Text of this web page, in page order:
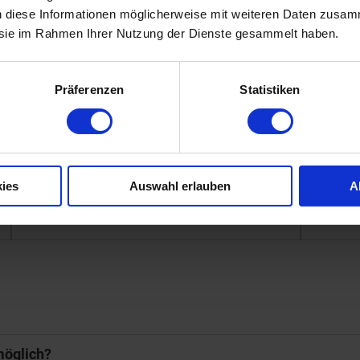
Informationen möglicherweise mit weiteren Daten
im Rahmen Ihrer Nutzung der Dienste gesammelt haben.
Präferenzen Statistiken
Auswahl erlauben
Die Anzeige dieses Inhalts ist mit Ihren
(DSGVO) nicht möglich.
Die